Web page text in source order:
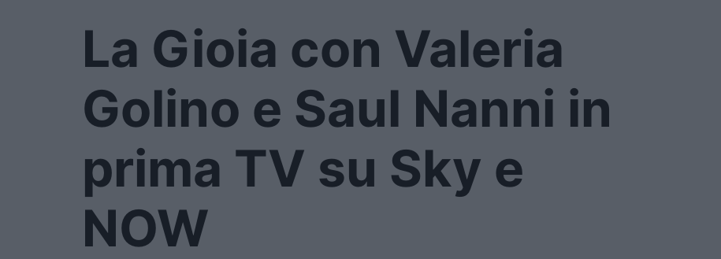
La Gioia con Valeria
Golino e Saul Nanni in
prima TV su Sky e
NOW